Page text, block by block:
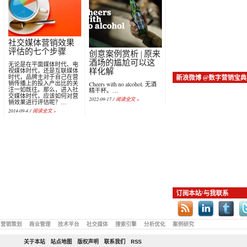
社交媒体营销效果
评估的七个步骤
无论是在平面媒体时代、电
视媒体时代，还是互联媒体
时代，品牌主对于自己在营
销传播上的投入产出比的关
注一如既往。那么，进入社
交媒体时代，应该如何对营
销效果进行评估呢？…
2014-09-4 / 阅读全文 »
创意案例赏析 | 原来
酒场的尴尬可以这
样化解
Cheers with no alcohol. 无酒
精干杯。…
2022-09-17 / 阅读全文 »
新浪微博 @数字营销宝典
订阅本站/与我联系
营销策划 商业管理 技术平台 社交媒体 搜索引擎 分析优化 案例研究
关于本站 站点地图 版权声明 联系我们 RSS